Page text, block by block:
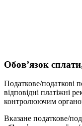
Обов’язок
Податкове/податкові
відповідні платіжні
контролюючим
Вказане податкове/